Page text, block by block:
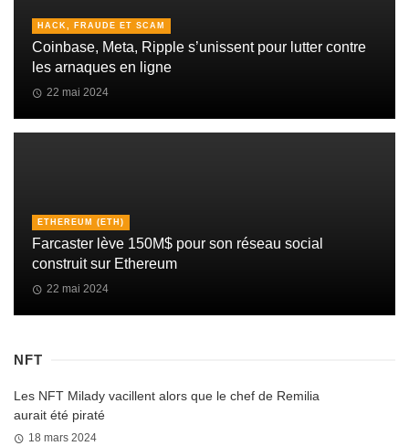
HACK, FRAUDE ET SCAM
Coinbase, Meta, Ripple s’unissent pour lutter contre
les arnaques en ligne
22 mai 2024
ETHEREUM (ETH)
Farcaster lève 150M$ pour son réseau social
construit sur Ethereum
22 mai 2024
NFT
Les NFT Milady vacillent alors que le chef de Remilia
aurait été piraté
18 mars 2024